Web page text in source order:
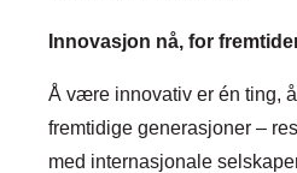
Innovasjon nå, for
Å være innovativ er én ting,
fremtidige generasjoner –
med internasjonale